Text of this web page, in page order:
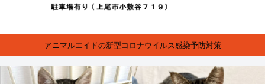
アニマルエイドの新型コロナウイルス感染予防対策